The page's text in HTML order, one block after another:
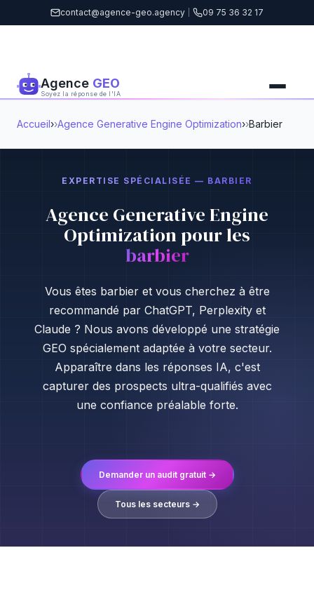
contact@agence-geo.agency 09 75 36 32 17
Agence GEO
Soyez la réponse de l'IA
Accueil› Agence Generative Engine Optimization› Barbier
EXPERTISE SPÉCIALISÉE — BARBIER
Agence Generative Engine
Optimization pour les
barbier
Vous êtes barbier et vous cherchez à être
recommandé par ChatGPT, Perplexity et
Claude ? Nous avons développé une stratégie
GEO spécialement adaptée à votre secteur.
Apparaître dans les réponses IA, c'est
capturer des prospects ultra-qualifiés avec
une confiance préalable forte.
Demander un audit gratuit →
Tous les secteurs →